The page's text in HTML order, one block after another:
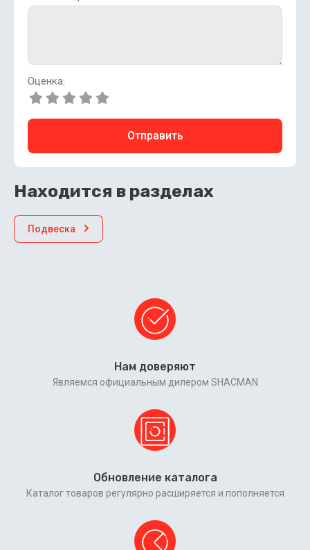
Оценка:
Отправить
Находится в разделах
Подвеска
Нам доверяют
Являемся официальным дилером SHACMAN
Обновление каталога
Каталог товаров регулярно расширяется и пополняется